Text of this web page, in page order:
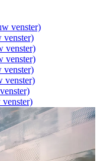
venster)
venster)
venster)
venster)
venster)
venster)